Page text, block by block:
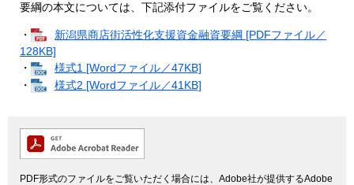
要綱の本文については、下記添付ファイルをご覧ください。
・
新潟県商店街活性化支援資金融資要綱 [PDFファイル／
128KB]
・
様式1 [Wordファイル／47KB]
・
様式2 [Wordファイル／41KB]
PDF形式のファイルをご覧いただく場合には、Adobe社が提供するAdobe